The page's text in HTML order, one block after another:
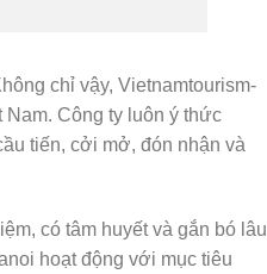
chỉ vậy, Vietnamtourism-
Công ty luôn ý thức
tiến, cởi mở, đón nhận và
có tâm huyết và gắn bó lâu
hoạt động với mục tiêu